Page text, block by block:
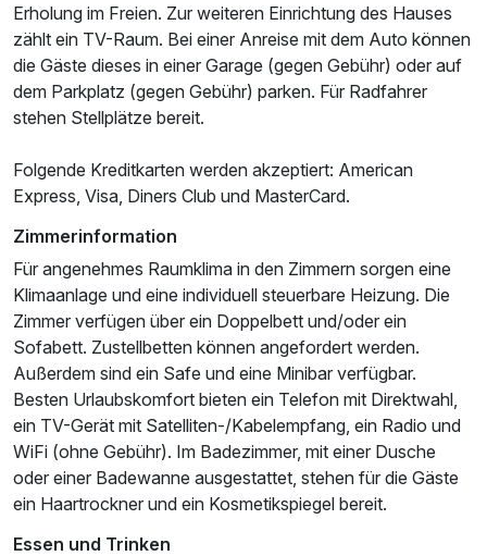
Für 7 Tage p.P. ab 519,00 €
Einzelzimmer Standard
1 Erwachsenen und 1 Kind
Erholung im Freien. Zur weiteren Einrichtung des Hauses
zählt ein TV-Raum. Bei einer Anreise mit dem Auto können
die Gäste dieses in einer Garage (gegen Gebühr) oder auf
dem Parkplatz (gegen Gebühr) parken. Für Radfahrer
stehen Stellplätze bereit.
Folgende Kreditkarten werden akzeptiert: American
Express, Visa, Diners Club und MasterCard.
Zimmerinformation
Für angenehmes Raumklima in den Zimmern sorgen eine
Klimaanlage und eine individuell steuerbare Heizung. Die
Zimmer verfügen über ein Doppelbett und/oder ein
Sofabett. Zustellbetten können angefordert werden.
Außerdem sind ein Safe und eine Minibar verfügbar.
Besten Urlaubskomfort bieten ein Telefon mit Direktwahl,
ein TV-Gerät mit Satelliten-/Kabelempfang, ein Radio und
WiFi (ohne Gebühr). Im Badezimmer, mit einer Dusche
oder einer Badewanne ausgestattet, stehen für die Gäste
ein Haartrockner und ein Kosmetikspiegel bereit.
Essen und Trinken